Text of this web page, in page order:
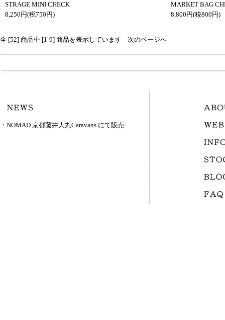
STRAGE MINI CHECK
8,250円(税750円)
MARKET BAG
8,800円(税800円)
全 [52] 商品中 [1-9] 商品を表示しています 次のページへ
・NOMAD 京都藤井大丸Caravans にて販売